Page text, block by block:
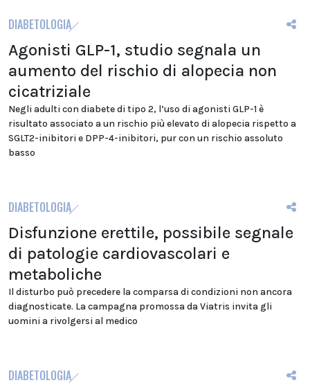
DIABETOLOGIA
Agonisti GLP-1, studio segnala un
aumento del rischio di alopecia non
cicatriziale
Negli adulti con diabete di tipo 2, l’uso di agonisti GLP-1 è
risultato associato a un rischio più elevato di alopecia rispetto a
SGLT2-inibitori e DPP-4-inibitori, pur con un rischio assoluto
basso
DIABETOLOGIA
Disfunzione erettile, possibile segnale
di patologie cardiovascolari e
metaboliche
Il disturbo può precedere la comparsa di condizioni non ancora
diagnosticate. La campagna promossa da Viatris invita gli
uomini a rivolgersi al medico
DIABETOLOGIA